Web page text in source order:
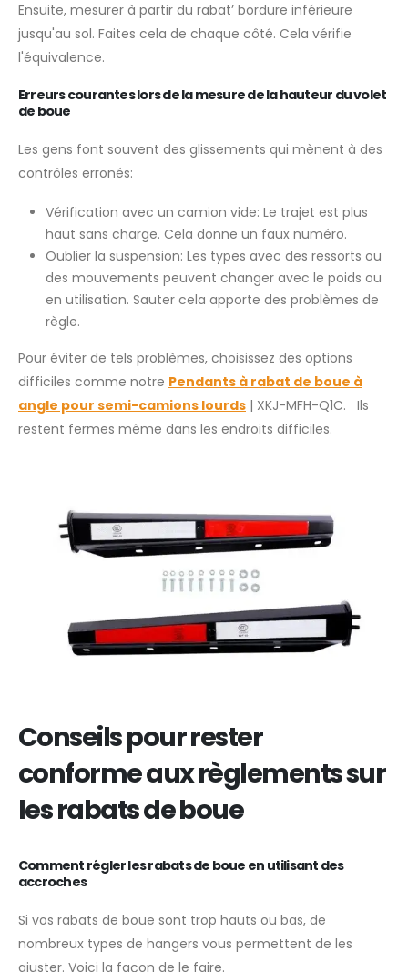
Ensuite, mesurer à partir du rabat’ bordure inférieure
jusqu'au sol. Faites cela de chaque côté. Cela vérifie
l'équivalence.
Erreurs courantes lors de la mesure de la hauteur du volet
de boue
Les gens font souvent des glissements qui mènent à des
contrôles erronés:
Vérification avec un camion vide: Le trajet est plus
haut sans charge. Cela donne un faux numéro.
Oublier la suspension: Les types avec des ressorts ou
des mouvements peuvent changer avec le poids ou
en utilisation. Sauter cela apporte des problèmes de
règle.
Pour éviter de tels problèmes, choisissez des options
difficiles comme notre Pendants à rabat de boue à
angle pour semi-camions lourds | XKJ-MFH-Q1C. Ils
restent fermes même dans les endroits difficiles.
Conseils pour rester
conforme aux règlements sur
les rabats de boue
Comment régler les rabats de boue en utilisant des
accroches
Si vos rabats de boue sont trop hauts ou bas, de
nombreux types de hangers vous permettent de les
ajuster. Voici la façon de le faire.